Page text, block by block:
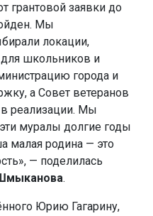
грантовой заявки до
Мы
локации,
школьников и
города и
а Совет ветеранов
реализации. Мы
муралы долгие годы
малая родина — это
— поделилась
.
Юрию Гагарину,